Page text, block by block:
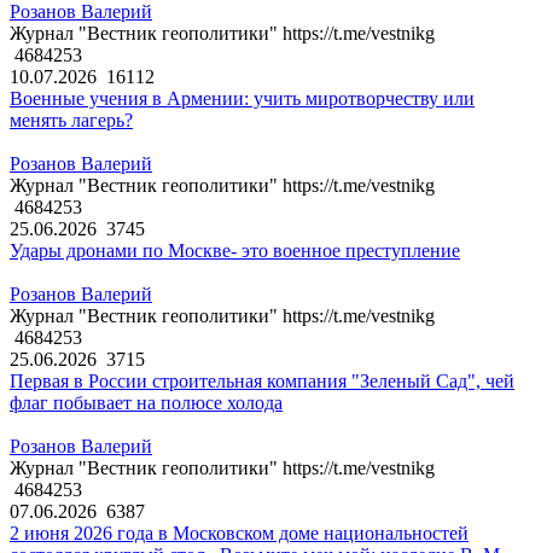
Розанов Валерий
Журнал "Вестник геополитики" https://t.me/vestnikg
4684253
10.07.2026 16112
Военные учения в Армении: учить миротворчеству или
менять лагерь?
Розанов Валерий
Журнал "Вестник геополитики" https://t.me/vestnikg
4684253
25.06.2026 3745
Удары дронами по Москве- это военное преступление
Розанов Валерий
Журнал "Вестник геополитики" https://t.me/vestnikg
4684253
25.06.2026 3715
Первая в России строительная компания "Зеленый Сад", чей
флаг побывает на полюсе холода
Розанов Валерий
Журнал "Вестник геополитики" https://t.me/vestnikg
4684253
07.06.2026 6387
2 июня 2026 года в Московском доме национальностей